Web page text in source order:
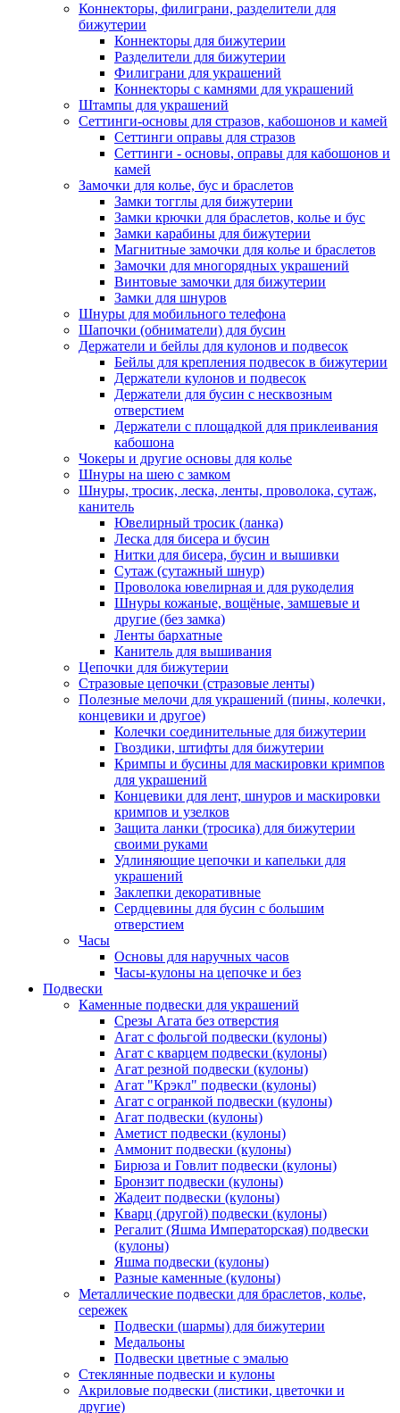
Коннекторы, филиграни, разделители для
бижутерии
Коннекторы для бижутерии
Разделители для бижутерии
Филиграни для украшений
Коннекторы с камнями для украшений
Штампы для украшений
Сеттинги-основы для стразов, кабошонов и камей
Сеттинги оправы для стразов
Сеттинги - основы, оправы для кабошонов и
камей
Замочки для колье, бус и браслетов
Замки тогглы для бижутерии
Замки крючки для браслетов, колье и бус
Замки карабины для бижутерии
Магнитные замочки для колье и браслетов
Замочки для многорядных украшений
Винтовые замочки для бижутерии
Замки для шнуров
Шнуры для мобильного телефона
Шапочки (обниматели) для бусин
Держатели и бейлы для кулонов и подвесок
Бейлы для крепления подвесок в бижутерии
Держатели кулонов и подвесок
Держатели для бусин с несквозным
отверстием
Держатели с площадкой для приклеивания
кабошона
Чокеры и другие основы для колье
Шнуры на шею с замком
Шнуры, тросик, леска, ленты, проволока, сутаж,
канитель
Ювелирный тросик (ланка)
Леска для бисера и бусин
Нитки для бисера, бусин и вышивки
Сутаж (сутажный шнур)
Проволока ювелирная и для рукоделия
Шнуры кожаные, вощёные, замшевые и
другие (без замка)
Ленты бархатные
Канитель для вышивания
Цепочки для бижутерии
Стразовые цепочки (стразовые ленты)
Полезные мелочи для украшений (пины, колечки,
концевики и другое)
Колечки соединительные для бижутерии
Гвоздики, штифты для бижутерии
Кримпы и бусины для маскировки кримпов
для украшений
Концевики для лент, шнуров и маскировки
кримпов и узелков
Защита ланки (тросика) для бижутерии
своими руками
Удлиняющие цепочки и капельки для
украшений
Заклепки декоративные
Сердцевины для бусин с большим
отверстием
Часы
Основы для наручных часов
Часы-кулоны на цепочке и без
Подвески
Каменные подвески для украшений
Срезы Агата без отверстия
Агат с фольгой подвески (кулоны)
Агат с кварцем подвески (кулоны)
Агат резной подвески (кулоны)
Агат "Крэкл" подвески (кулоны)
Агат с огранкой подвески (кулоны)
Агат подвески (кулоны)
Аметист подвески (кулоны)
Аммонит подвески (кулоны)
Бирюза и Говлит подвески (кулоны)
Бронзит подвески (кулоны)
Жадеит подвески (кулоны)
Кварц (другой) подвески (кулоны)
Регалит (Яшма Императорская) подвески
(кулоны)
Яшма подвески (кулоны)
Разные каменные (кулоны)
Металлические подвески для браслетов, колье,
сережек
Подвески (шармы) для бижутерии
Медальоны
Подвески цветные с эмалью
Стеклянные подвески и кулоны
Акриловые подвески (листики, цветочки и
другие)